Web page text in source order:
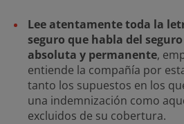
Lee atentamente toda la
seguro que habla del
absoluta y permanente,
entiende la compañía por
tanto los supuestos en los
una indemnización como
excluidos de su cobertura.